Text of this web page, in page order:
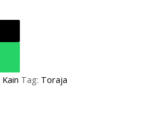
Kain Tag: Toraja